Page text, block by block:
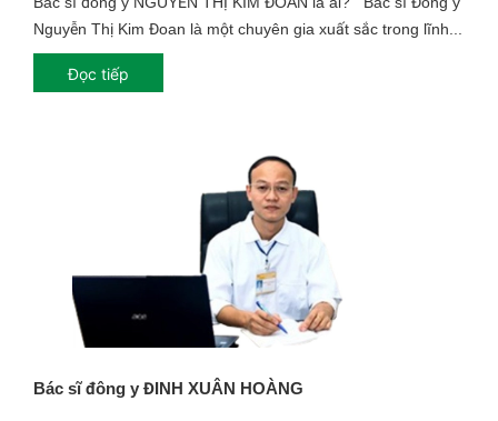
Nguyễn Thị Kim Đoan là một chuyên gia xuất sắc trong lĩnh...
Đọc tiếp
Bác sĩ đông y ĐINH XUÂN HOÀNG